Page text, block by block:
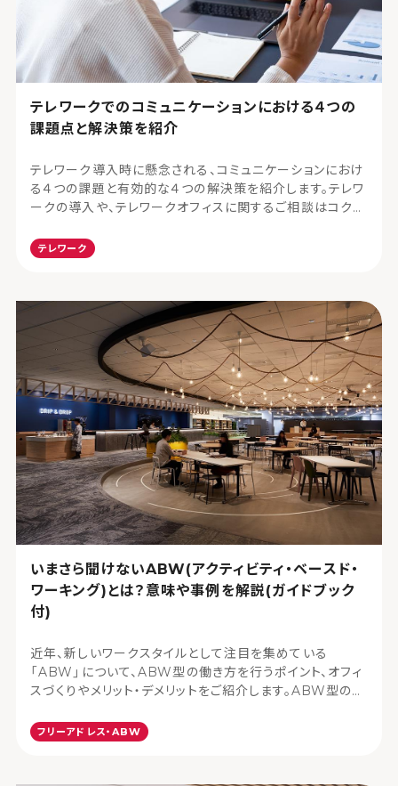
テレワークでのコミュニケーションにおける４つの
課題点と解決策を紹介
テレワーク導入時に懸念される、コミュニケーションにおけ
る４つの課題と有効的な４つの解決策を紹介します。テレワ
ークの導入や、テレワークオフィスに関するご相談はコクヨ
テレワーク
いまさら聞けないABW(アクティビティ・ベースド・
ワーキング)とは？意味や事例を解説(ガイドブック
付)
近年、新しいワークスタイルとして注目を集めている
「ABW」について、ABW型の働き方を行うポイント、オフィ
スづくりやメリット・デメリットをご紹介します。ABW型の働
談ください。
フリーアドレス・ABW